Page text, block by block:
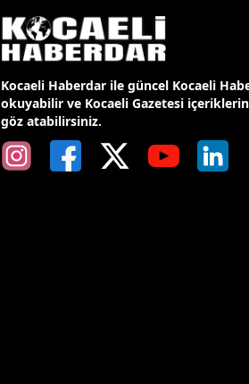
Kocaeli Haberdar ile güncel Kocaeli
okuyabilir ve Kocaeli Gazetesi
göz atabilirsiniz.